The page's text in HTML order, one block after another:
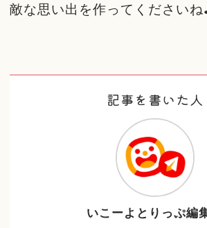
敵な思い出を作ってくださいね
記事を書いた人
いこーよとりっぷ編